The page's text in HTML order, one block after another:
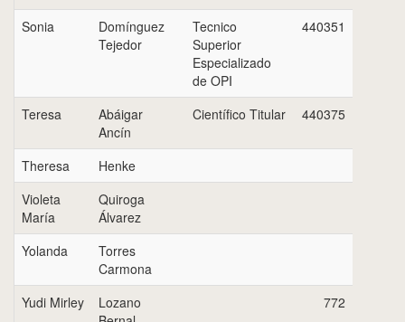
Sonia
Domínguez
Tejedor
Tecnico
Superior
Especializado
de OPI
440351
Teresa
Abáigar
Ancín
Científico Titular 440375
Theresa
Henke
Violeta
María
Quiroga
Álvarez
Yolanda
Torres
Carmona
Yudi Mirley
Lozano
772